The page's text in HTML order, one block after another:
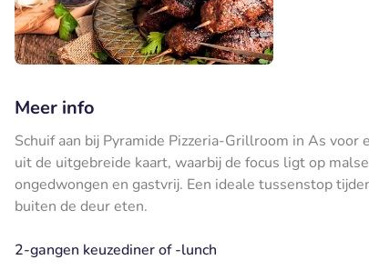
Meer info
Schuif aan bij Pyramide Pizzeria-Grillroom in As
uit de uitgebreide kaart, waarbij de focus ligt op
ongedwongen en gastvrij. Een ideale tussenstop
buiten de deur eten.
2-gangen keuzediner of -lunch